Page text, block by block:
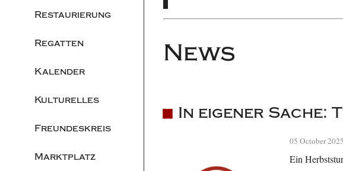
Restaurierung
Regatten
Kalender
Kulturelles
Freundeskreis
Marktplatz
News
In eigener Sache:
05 October 2025
Ein